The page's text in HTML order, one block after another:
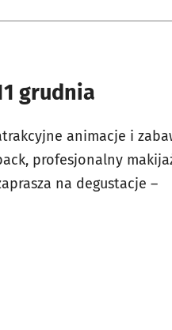
grudnia
animacje i
profesjonalny
na degustacje –